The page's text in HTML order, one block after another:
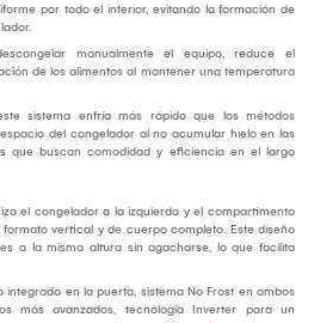
por todo el interior, evitando la formación de
manualmente el equipo, reduce el
de los alimentos al mantener una temperatura
sistema enfría más rápido que los métodos
del congelador al no acumular hielo en las
que buscan comodidad y eficiencia en el largo
el congelador a la izquierda y el compartimento
vertical y de cuerpo completo. Este diseño
a la misma altura sin agacharse, lo que facilita
en la puerta, sistema No Frost en ambos
más avanzados, tecnología Inverter para un